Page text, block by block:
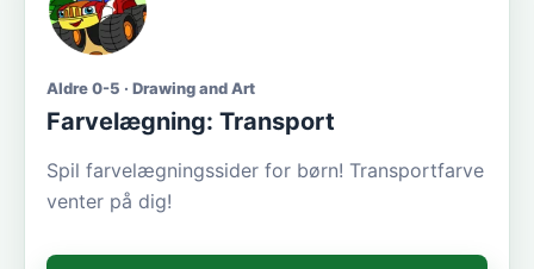
Aldre 0-5 · Drawing and Art
Farvelægning: Transport
Spil farvelægningssider for børn! Transportfarve
venter på dig!